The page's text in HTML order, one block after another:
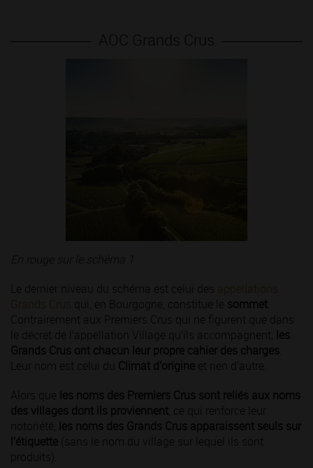
AOC Grands Crus
En rouge sur le schéma 1
Le dernier niveau du schéma est celui des appellations
Grands Crus qui, en Bourgogne, constitue le sommet
Contrairement aux Premiers Crus qui ne figurent que dans
le décret de l’appellation Village qu’ils accompagnent, les
Grands Crus ont chacun leur propre cahier des charges
Leur nom est celui du Climat d’origine et rien d’autre.
Alors que les noms des Premiers Crus sont reliés aux noms
des villages dont ils proviennent , ce qui renforce leur
notoriété, les noms des Grands Crus apparaissent seuls sur
l’étiquette (sans le nom du village sur lequel ils sont
produits).